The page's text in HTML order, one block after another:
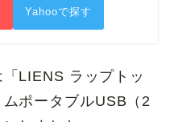
Yahooで探す
「LIENS ラップトッ
ポータブルUSB（2